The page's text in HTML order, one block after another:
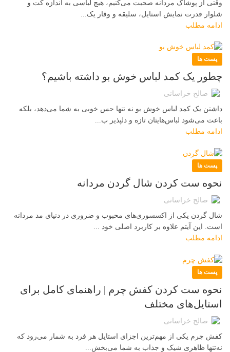
وقتی از پوشاک مردانه صحبت می‌کنیم، هیچ لباسی به اندازه کت و
شلوار قدرت نمایش استایل، سلیقه و وقار یک...
ادامه مطلب
پست ها
چطور یک کمد لباس خوش بو داشته باشیم؟
صالح خراسانی
داشتن یک کمد لباس خوش بو نه تنها حس خوبی به شما می‌دهد، بلکه
باعث می‌شود لباس‌هایتان تازه و دلپذیر ب...
ادامه مطلب
پست ها
نحوه ست کردن شال گردن مردانه
صالح خراسانی
شال گردن یکی از اکسسوری‌های محبوب و ضروری در دنیای مد مردانه
است. این آیتم علاوه بر کاربرد اصلی خود ...
ادامه مطلب
پست ها
نحوه ست کردن کفش چرم | راهنمای کامل برای
استایل‌های مختلف
صالح خراسانی
کفش چرم یکی از مهم‌ترین اجزای استایل هر فرد به شمار می‌رود که
نه‌تنها ظاهری شیک و جذاب به شما می‌بخش...